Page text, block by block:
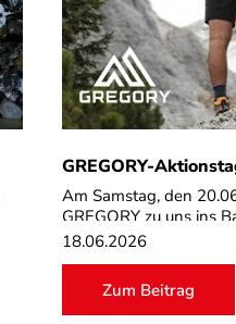
GREGORY-
Am Samstag, den
GREGORY zu uns ins
Die Rucksäcke
Lieblingsteilen.
Ihr habt also die
zu löchern und von ihm
18.06.2026
Zum Beitrag